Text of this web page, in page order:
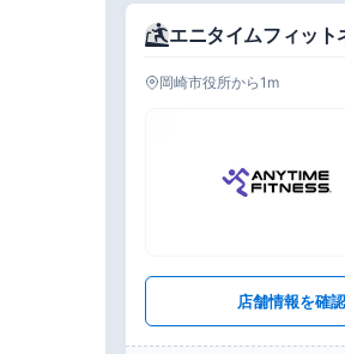
エニタイムフィット
岡崎市役所から1m
店舗情報を確認